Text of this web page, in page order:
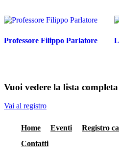
Professore Filippo Parlatore
Vuoi vedere la lista
Vai al registro
Home Eventi
Registro
Contatti